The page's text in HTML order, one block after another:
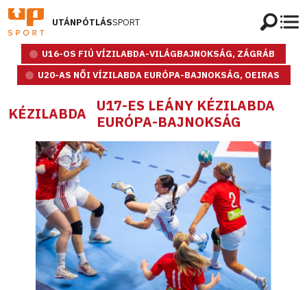
UTÁNPÓTLÁSSPORT
U16-OS FIÚ VÍZILABDA-VILÁGBAJNOKSÁG, ZÁGRÁB
U20-AS NŐI VÍZILABDA EURÓPA-BAJNOKSÁG, OEIRAS
KÉZILABDA U17-ES LEÁNY KÉZILABDA
EURÓPA-BAJNOKSÁG